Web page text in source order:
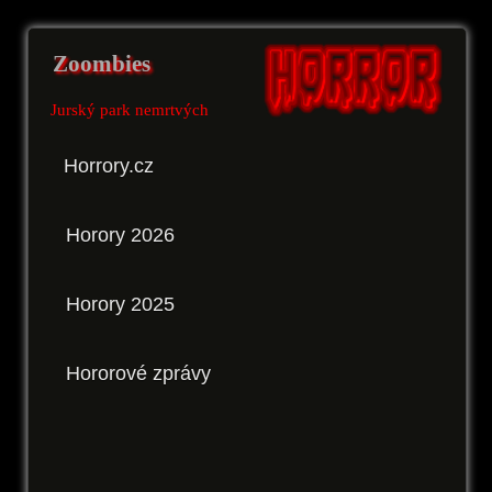
Zoombies
Jurský park nemrtvých
Horrory.cz
Horory 2026
Horory 2025
Hororové zprávy